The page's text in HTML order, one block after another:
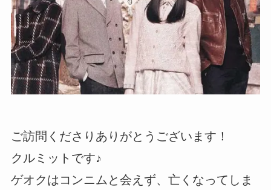
ご訪問くださりありがとうございます！
クルミットです♪
ゲオクはコンニムと会えず、亡くなってしま